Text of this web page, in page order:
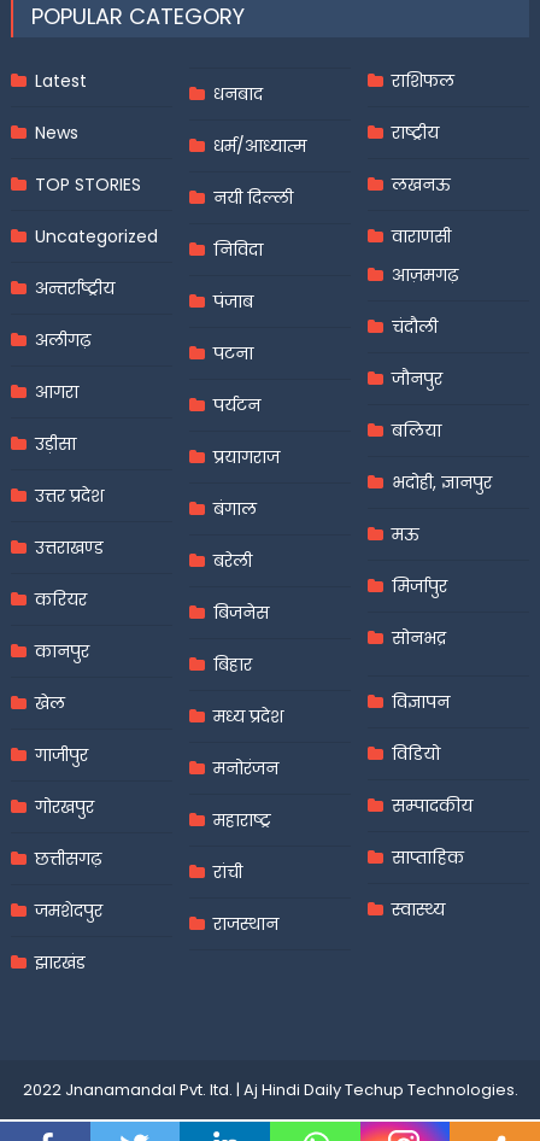
POPULAR CATEGORY
Latest
News
TOP STORIES
Uncategorized
अन्तर्राष्ट्रीय
अलीगढ़
आगरा
उड़ीसा
उत्तर प्रदेश
उत्तराखण्ड
करियर
कानपुर
खेल
गाजीपुर
गोरखपुर
छत्तीसगढ़
जमशेदपुर
झारखंड
धनबाद
धर्म/आध्यात्म
नयी दिल्ली
निविदा
पंजाब
पटना
पर्यटन
प्रयागराज
बंगाल
बरेली
बिजनेस
बिहार
मध्य प्रदेश
मनोरंजन
महाराष्ट्र
रांची
राजस्थान
राशिफल
राष्ट्रीय
लखनऊ
वाराणसी
आज़मगढ़
चंदौली
जौनपुर
बलिया
भदोही, ज्ञानपुर
मऊ
मिर्जापुर
सोनभद्र
विज्ञापन
विडियो
सम्पादकीय
साप्ताहिक
स्वास्थ्य
2022 Jnanamandal Pvt. ltd. | Aj Hindi DailyTechup Technologies.